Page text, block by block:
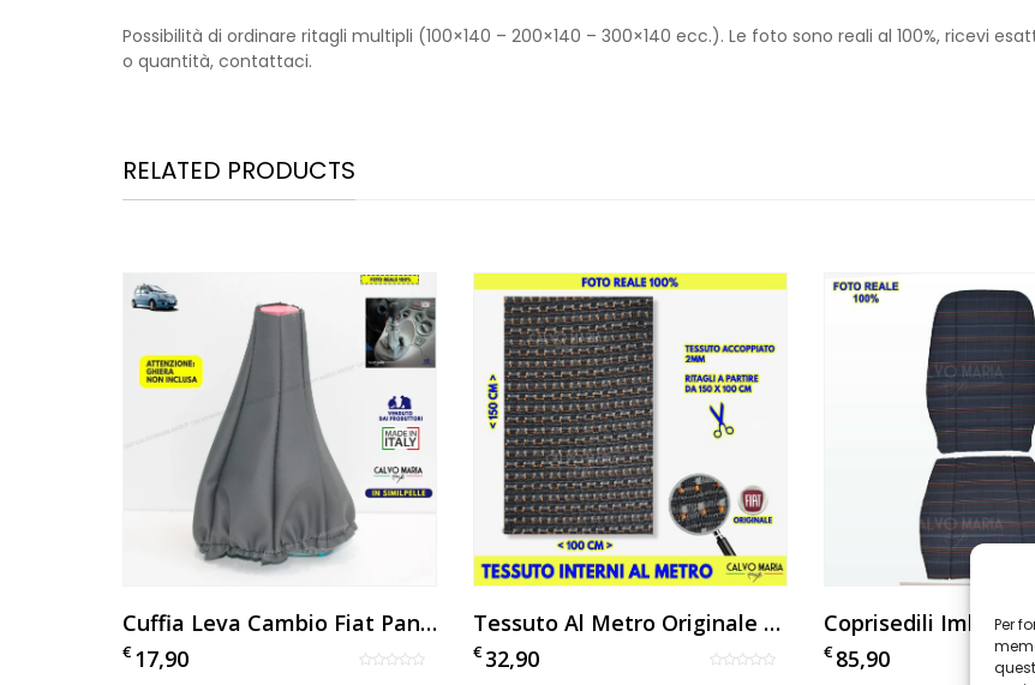
Per
Possibilità di ordinare ritagli multipli (100×140 – 200×140 – 300×140 ecc.). Le foto sono reali al 100%, ricevi
o quantità, contattaci.
RELATED PRODUCTS
Cuffia Leva Cambio Fiat Panda 169 2003-2011 Grigio Similpelle
17,90
€
Tessuto Al Metro Originale Fiat Panda 169
32,90
€
85,90
€